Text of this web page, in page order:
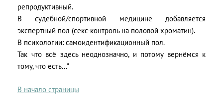
репродуктивный.
В судебной/спортивной медицине добавляется
экспертный пол (секс-контроль на половой хроматин).
В психологии: самоидентификационный пол.
Так что всё здесь неоднозначно, и потому вернёмся к
тому, что есть..."
В начало страницы